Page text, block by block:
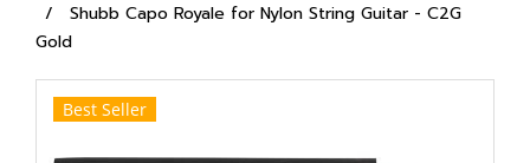
Shubb Capo Royale for Nylon String Guitar - C2G
Gold
Best Seller